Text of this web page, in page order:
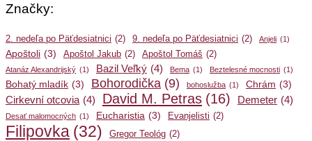
Značky:
2. nedeľa po Päťdesiatnici (2) 9. nedeľa po Päťdesiatnici (2) Anjeli (1)
Apoštoli (3) Apoštol Jakub (2) Apoštol Tomáš (2)
Atanáz Alexandrijský (1) Bazil Veľký (4) Bema (1) Beztelesné mocnosti (1)
Bohatý mladík (3) Bohorodička (9) bohoslužba (1) Chrám (3)
Cirkevní otcovia (4) David M. Petras (16) Demeter (4)
Desať malomocných (1) Eucharistia (3) Evanjelisti (2)
Filipovka (32) Gregor Teológ (2)